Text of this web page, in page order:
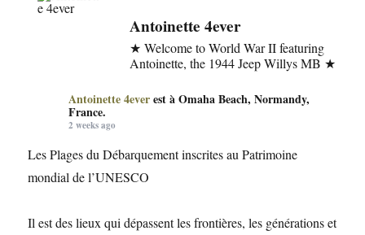
Antoinette 4ever
★ Welcome to World War II featuring
Antoinette, the 1944 Jeep Willys MB ★
Antoinette 4ever est à Omaha Beach, Normandy,
France.
2 weeks ago
Les Plages du Débarquement inscrites au Patrimoine
mondial de l’UNESCO
Il est des lieux qui dépassent les frontières, les générations et